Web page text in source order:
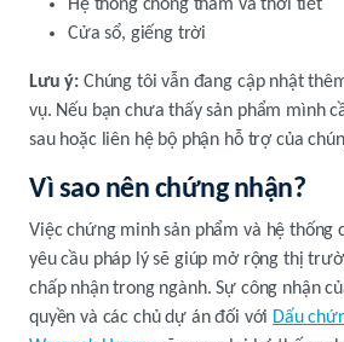
Hệ thống chống thấm và thời tiết
Cửa sổ, giếng trời
Lưu ý: Chúng tôi vẫn đang cập nhật
vụ. Nếu bạn chưa thấy sản phẩm mình
sau hoặc liên hệ bộ phận hỗ trợ của
Vì sao nên chứng nhận?
Việc chứng minh sản phẩm và hệ thống
yêu cầu pháp lý sẽ giúp mở rộng thị
chấp nhận trong ngành. Sự công nhận
quyền và các chủ dự án đối với Dấu